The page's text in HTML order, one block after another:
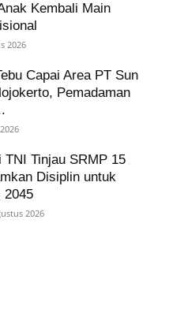
Kembali Main
2026
Capai Area PT Sun
Pemadaman
TNI Tinjau SRMP 15
Disiplin untuk
2045
2026